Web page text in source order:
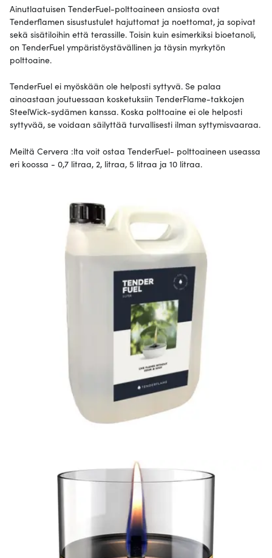
Ainutlaatuisen TenderFuel-polttoaineen ansiosta ovat
Tenderflamen sisustustulet hajuttomat ja noettomat, ja sopivat
sekä sisätiloihin että terassille. Toisin kuin esimerkiksi bioetanoli,
on TenderFuel ympäristöystävällinen ja täysin myrkytön
polttoaine.
TenderFuel ei myöskään ole helposti syttyvä. Se palaa
ainoastaan joutuessaan kosketuksiin TenderFlame-takkojen
SteelWick-sydämen kanssa. Koska polttoaine ei ole helposti
syttyvää, se voidaan säilyttää turvallisesti ilman syttymisvaaraa.
Meiltä Cervera :lta voit ostaa TenderFuel- polttoaineen useassa
eri koossa - 0,7 litraa, 2, litraa, 5 litraa ja 10 litraa.